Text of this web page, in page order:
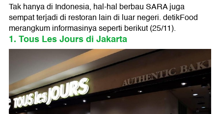
Tak hanya di Indonesia, hal-hal berbau SARA juga
sempat terjadi di restoran lain di luar negeri. detikFood
merangkum informasinya seperti berikut (25/11).
1. Tous Les Jours di Jakarta